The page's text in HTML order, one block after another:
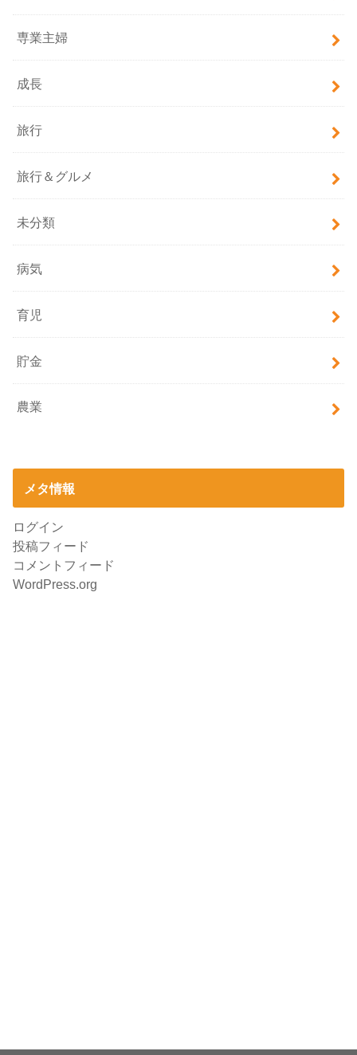
専業主婦
成長
旅行
旅行＆グルメ
未分類
病気
育児
貯金
農業
メタ情報
ログイン
投稿フィード
コメントフィード
WordPress.org